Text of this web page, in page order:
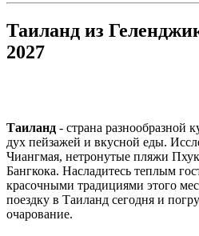
Таиланд из
2027
Таиланд - страна разнообразной
дух пейзажей и вкусной еды.
Чиангмая, нетронутые пляжи
Бангкока. Насладитесь теплым
красочными традициями этого
поездку в Таиланд сегодня и
очарование.